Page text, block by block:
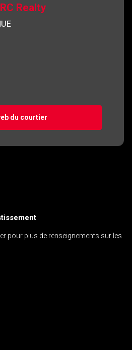
Realty
du courtier
pour plus de renseignements sur les